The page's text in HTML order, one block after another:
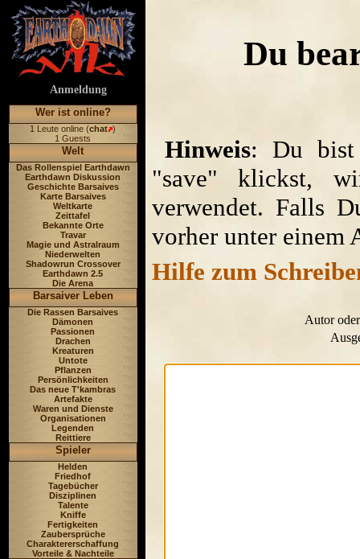
Anmeldung
Wer ist online?
1 Leute online (chat )
1 Guests
Welt
Das Rollenspiel Earthdawn
Earthdawn Diskussion
Geschichte Barsaives
Karte Barsaives
Weltkarte
Zeittafel
Bekannte Orte
Travar
Magie und Astralraum
Niederwelten
Shadowrun Crossover
Earthdawn 2.5
Die Arena
Barsaiver Leben
Die Rassen Barsaives
Dämonen
Passionen
Drachen
Kreaturen
Untote
Pflanzen
Persönlichkeiten
Das neue T'kambras
Artefakte
Waren und Dienste
Organisationen
Legenden
Reittiere
Spieler
Helden
Friedhof
Tagebücher
Disziplinen
Talente
Kniffe
Fertigkeiten
Zaubersprüche
Charaktererschaffung
Vorteile & Nachteile
Du
Hinweis: Du bist
"save" klickst,
verwendet. Falls
vorher unter einem
Hilfe zum
Autor